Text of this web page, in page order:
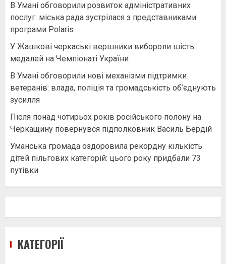
В Умані обговорили розвиток адміністративних
послуг: міська рада зустрілася з представниками
програми Polaris
У Жашкові черкаські вершники вибороли шість
медалей на Чемпіонаті України
В Умані обговорили нові механізми підтримки
ветеранів: влада, поліція та громадськість об’єднують
зусилля
Після понад чотирьох років російського полону на
Черкащину повернувся підполковник Василь Бердій
Уманська громада оздоровила рекордну кількість
дітей пільгових категорій: цього року придбали 73
путівки
КАТЕГОРІЇ